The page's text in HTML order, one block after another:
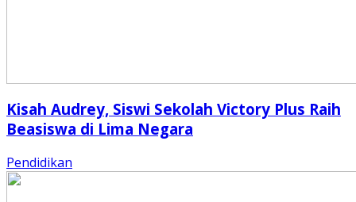
Kisah Audrey, Siswi Sekolah Victory Plus Raih
Beasiswa di Lima Negara
Pendidikan